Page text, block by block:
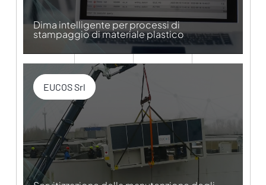
Dima intelligente per processi di
stampaggio di materiale plastico
EUCOS Srl